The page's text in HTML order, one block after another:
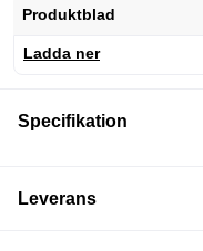
Produktblad
Ladda ner
Specifikation
Leverans